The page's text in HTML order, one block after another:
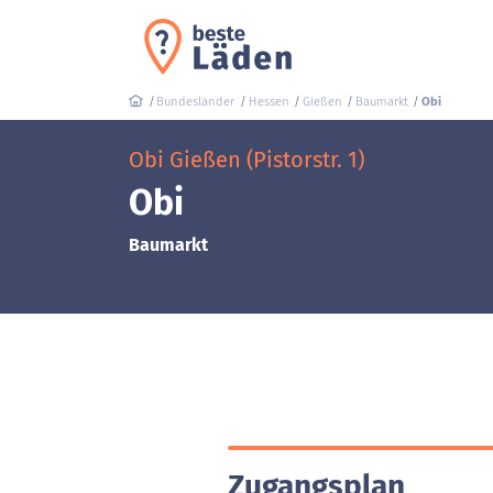
Bundesländer Hessen Gießen Baumarkt Obi
Obi Gießen (Pistorstr. 1)
Obi
Baumarkt